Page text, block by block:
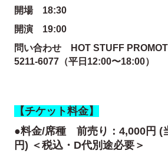
開場 18:30
開演 19:00
問い合わせ HOT STUFF
5211-6077（平日12:00〜18:00）
【チケット料金】
●料金/席種 前売り：4,000円 (
円) ＜税込・D代別途必要＞